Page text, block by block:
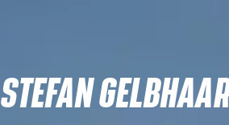
STEFAN